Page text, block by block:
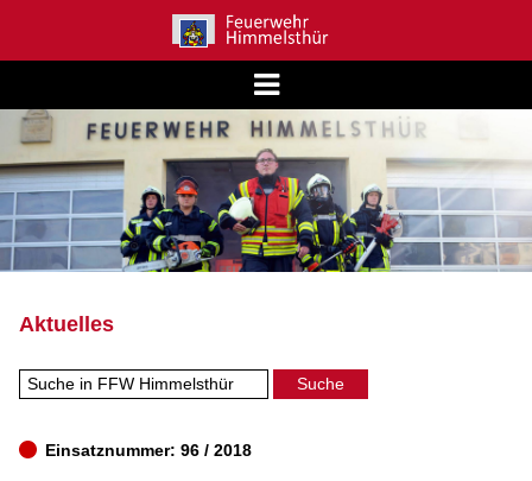
Aktuelles
Einsatznummer: 96 / 2018